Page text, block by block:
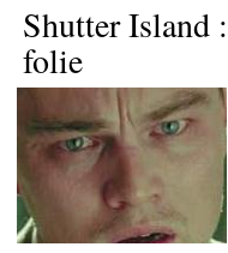
Shutter Island
folie